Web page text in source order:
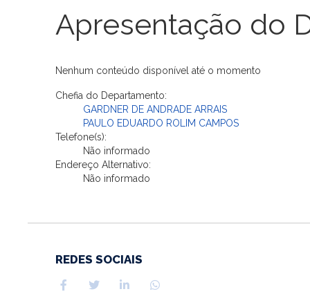
Apresentação do
Nenhum conteúdo disponível até o momento
Chefia do Departamento:
GARDNER DE ANDRADE ARRAIS
PAULO EDUARDO ROLIM CAMPOS
Telefone(s):
Não informado
Endereço Alternativo:
Não informado
REDES SOCIAIS